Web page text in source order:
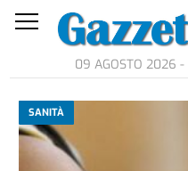
09 AGOSTO 2026 -
SANITÀ